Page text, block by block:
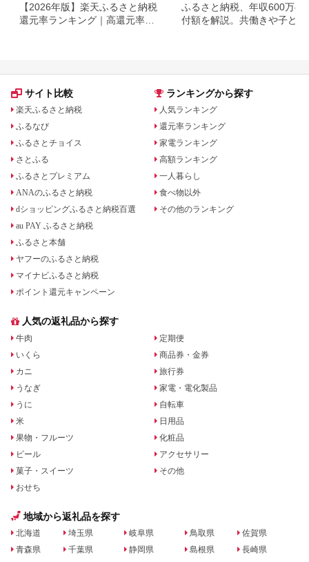
【2026年版】楽天ふるさと納税
還元率ランキング｜高還元率返
ふるさと納税、年収600万の
付額を解説。共働きや子ども
サイト比較
楽天ふるさと納税
ふるなび
ふるさとチョイス
さとふる
ふるさとプレミアム
ANAのふるさと納税
dショッピングふるさと納税百選
au PAY ふるさと納税
ふるさと本舗
ヤフーのふるさと納税
マイナビふるさと納税
ポイント還元キャンペーン
ランキングから探す
人気ランキング
還元率ランキング
家電ランキング
高額ランキング
一人暮らし
食べ物以外
その他のランキング
人気の返礼品から探す
牛肉
いくら
カニ
うなぎ
うに
米
果物・フルーツ
ビール
菓子・スイーツ
おせち
定期便
商品券・金券
旅行券
家電・電化製品
自転車
日用品
化粧品
アクセサリー
その他
地域から返礼品を探す
北海道
青森県
埼玉県
千葉県
岐阜県
静岡県
鳥取県
島根県
佐賀県
長崎県